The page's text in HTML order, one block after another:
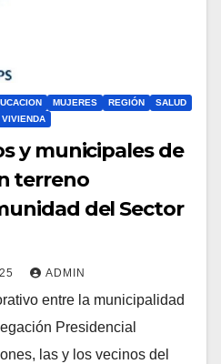
MUJERES REGIÓN
SALUD
VIVIENDA
y municipales de
terreno
del Sector
ADMIN
entre la municipalidad
Presidencial
las y los vecinos del